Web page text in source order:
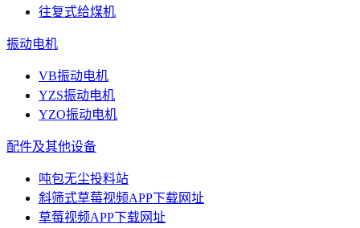
往复式给煤机
振动电机
VB振动电机
YZS振动电机
YZO振动电机
配件及其他设备
吨包无尘投料站
斜筛式草莓视频APP下载网址
草莓视频APP下载网址